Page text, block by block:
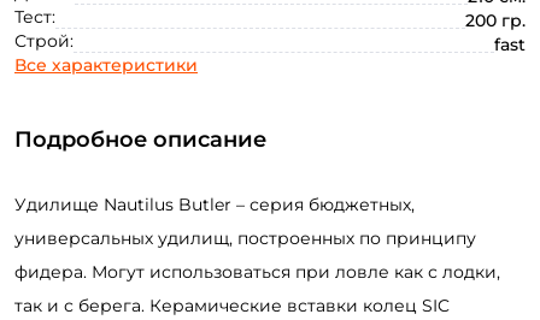
Тест:
200 гр.
Строй:
fast
Все характеристики
Подробное описание
Удилище Nautilus Butler – серия бюджетных,
универсальных удилищ, построенных по принципу
фидера. Могут использоваться при ловле как с лодки,
так и с берега. Керамические вставки колец SIC